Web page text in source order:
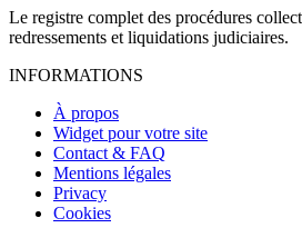
Le registre complet des procédures
redressements et liquidations judiciaires.
INFORMATIONS
À propos
Widget pour votre site
Contact & FAQ
Mentions légales
Privacy
Cookies